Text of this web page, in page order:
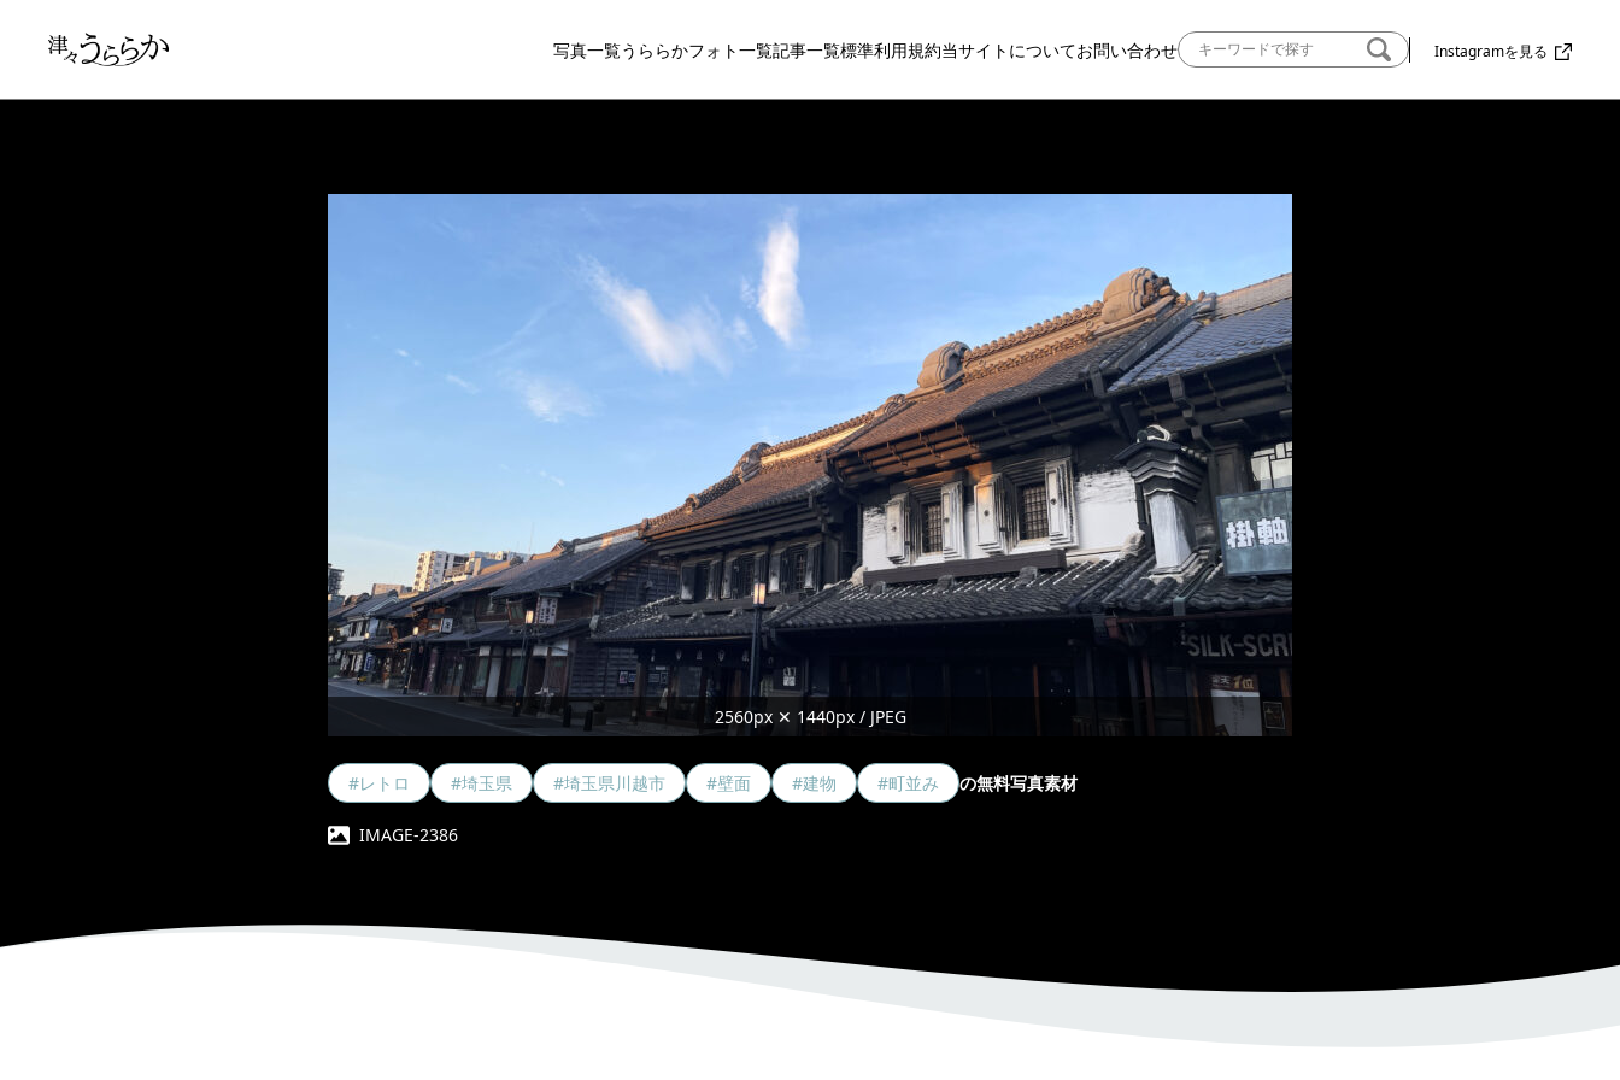
写真一覧うららかフォト一覧記事一覧標準利用規約当サイトについてお問い合わせ Instagramを見る
2560px ✕ 1440px / JPEG
#レトロ #埼玉県 #埼玉県川越市 #壁面 #建物 #町並み の無料写真素材
IMAGE-2386